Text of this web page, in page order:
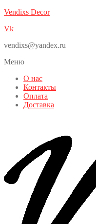
Vendixs Decor
Vk
vendixs@yandex.ru
Меню
О нас
Контакты
Оплата
Доставка